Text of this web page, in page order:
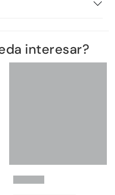
interesar?